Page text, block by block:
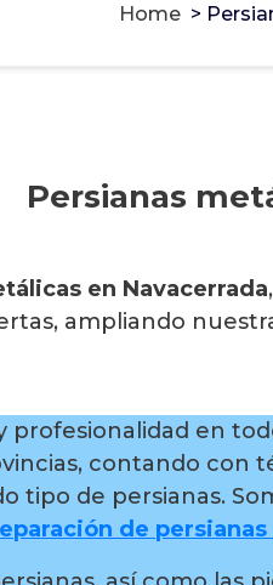
Home >
Persianas
en Navacerrada
ampliando
profesionalidad en
contando con
tipo de persianas.
de